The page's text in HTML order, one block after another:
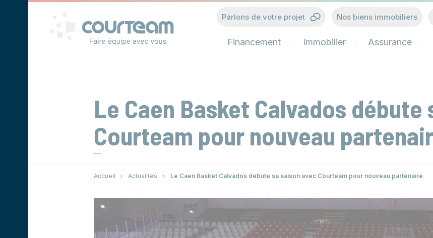
Parlons de votre projet Nos biens immobiliers
Financement Immobilier Assurance
Le Caen Basket Calvados débute
Courteam pour nouveau
Accueil Actualités Le Caen Basket Calvados débute sa saison avec Courteam pour nouveau partenaire
Panneau de gestion des cookies